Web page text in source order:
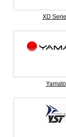
XD
Yamato